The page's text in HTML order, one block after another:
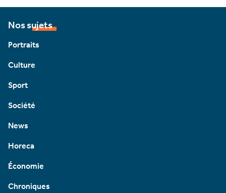
Nos sujets
Portraits
Culture
Sport
Société
News
Horeca
Économie
Chroniques